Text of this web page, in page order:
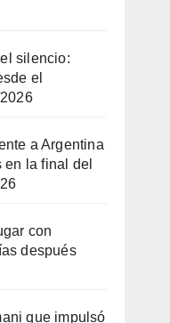
silencio:
el
a Argentina
en la final del
con
después
que impulsó